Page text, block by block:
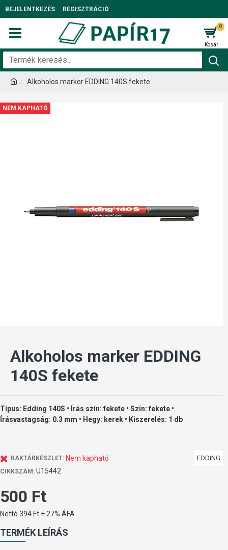
BEJELENTKEZÉS REGISZTRÁCIÓ
0
Alkoholos marker EDDING 140S fekete
NEM KAPHATÓ
Alkoholos marker EDDING
140S fekete
Típus: Edding 140S • Írás szín: fekete • Szín: fekete •
Írásvastagság: 0.3 mm • Hegy: kerek • Kiszerelés: 1 db
RAKTÁRKÉSZLET: Nem kapható
CIKKSZÁM: U15442
EDDING
500 Ft
Nettó 394 Ft + 27% ÁFA
TERMÉK LEÍRÁS